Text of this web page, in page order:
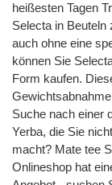
heißesten Tagen
Selecta in Beuteln
auch ohne eine
können Sie
Form kaufen.
Suche nach einer
Yerba, die Sie
macht? Mate tee
Onlineshop hat